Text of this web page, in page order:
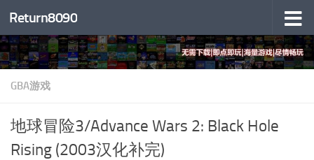
跳至内容
Return8090
GBA游戏
地球冒险3/Advance Wars 2: Black Hole
Rising (2003汉化补完)